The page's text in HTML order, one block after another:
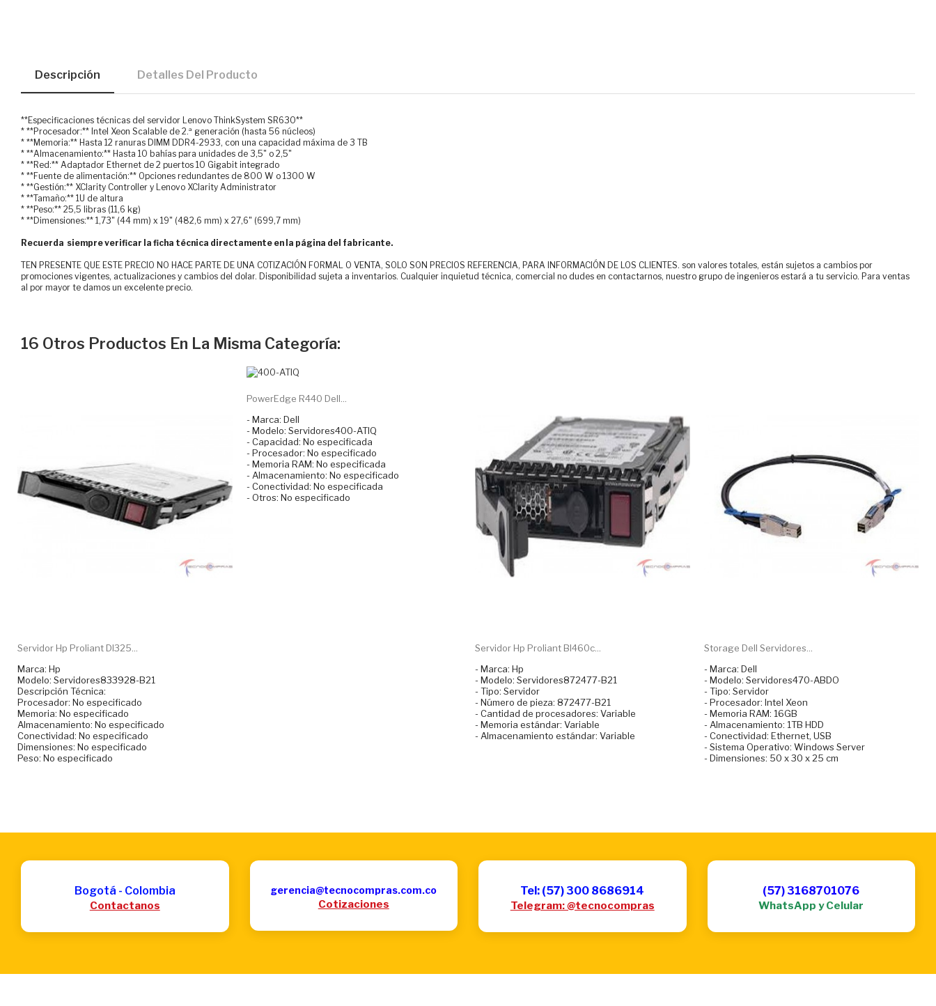
Descripción Detalles Del Producto
**Especificaciones técnicas del servidor Lenovo ThinkSystem SR630**
* **Procesador:** Intel Xeon Scalable de 2.ª generación (hasta 56 núcleos)
* **Memoria:** Hasta 12 ranuras DIMM DDR4-2933, con una capacidad máxima de 3 TB
* **Almacenamiento:** Hasta 10 bahías para unidades de 3,5" o 2,5"
* **Red:** Adaptador Ethernet de 2 puertos 10 Gigabit integrado
* **Fuente de alimentación:** Opciones redundantes de 800 W o 1300 W
* **Gestión:** XClarity Controller y Lenovo XClarity Administrator
* **Tamaño:** 1U de altura
* **Peso:** 25,5 libras (11,6 kg)
* **Dimensiones:** 1,73" (44 mm) x 19" (482,6 mm) x 27,6" (699,7 mm)
Recuerda siempre verificar la ficha técnica directamente en la página del fabricante.
TEN PRESENTE QUE ESTE PRECIO NO HACE PARTE DE UNA COTIZACIÓN FORMAL O VENTA, SOLO SON PRECIOS REFERENCIA, PARA INFORMACIÓN DE LOS CLIENTES. son valores totales, están sujetos a cambios por
promociones vigentes, actualizaciones y cambios del dolar. Disponibilidad sujeta a inventarios. Cualquier inquietud técnica, comercial no dudes en contactarnos, nuestro grupo de ingenieros estará a tu servicio. Para ventas
al por mayor te damos un excelente precio.
16 Otros Productos En La Misma Categoría:
Servidor Hp Proliant Dl325...
Marca: Hp
Modelo: Servidores833928-B21
Descripción Técnica:
Procesador: No especificado
Memoria: No especificado
Almacenamiento: No especificado
Conectividad: No especificado
Dimensiones: No especificado
Peso: No especificado
PowerEdge R440 Dell...
- Marca: Dell
- Modelo: Servidores400-ATIQ
- Capacidad: No especificada
- Procesador: No especificado
- Memoria RAM: No especificada
- Almacenamiento: No especificado
- Conectividad: No especificada
- Otros: No especificado
Servidor Hp Proliant Bl460c...
- Marca: Hp
- Modelo: Servidores872477-B21
- Tipo: Servidor
- Número de pieza: 872477-B21
- Cantidad de procesadores: Variable
- Memoria estándar: Variable
- Almacenamiento estándar: Variable
Storage Dell Servidores...
- Marca: Dell
- Modelo: Servidores470-ABDO
- Tipo: Servidor
- Procesador: Intel Xeon
- Memoria RAM: 16GB
- Almacenamiento: 1TB HDD
- Conectividad: Ethernet, USB
- Sistema Operativo: Windows Server
- Dimensiones: 50 x 30 x 25 cm
Bogotá - Colombia
Contactanos
gerencia@tecnocompras.com.co
Cotizaciones
Tel: (57) 300 8686914
Telegram: @tecnocompras
(57) 3168701076
WhatsApp y Celular